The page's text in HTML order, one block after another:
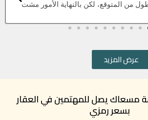
طلع مباع، أتمنى التحديث يكون أسرع
عرض المزيد
مسعاك يصل للمهتمين في العقار
بسعر رمزي